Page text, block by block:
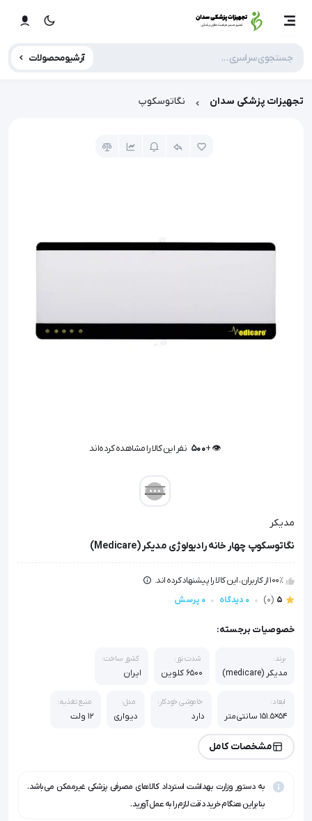
آرشیو محصولات
تجهیزات پزشکی سدان نگاتوسکوپ
👁️ +
500 نفر این کالا را مشاهده کرده‌اند
مدیکر
نگاتوسکوپ چهار خانه رادیولوژی مدیکر (Medicare)
100٪ از کاربران، این کالا را پیشنهاد کرده اند.
5
(0) 0 دیدگاه 0 پرسش
خصوصیات برجسته:
برند:
مدیکر (medicare)
شدت نور:
6500 کلوین
کشور ساخت:
ایران
ابعاد:
54×151.5 سانتی‌متر
خاموشی خودکار:
دارد
مدل:
دیواری
منبع تغذیه:
12 ولت
مشخصات کامل
به دستور وزارت بهداشت استرداد کالاهای مصرفی پزشکی غیرممکن می‌باشد.
بنابراین هنگام خرید دقت لازم را به عمل آورید.